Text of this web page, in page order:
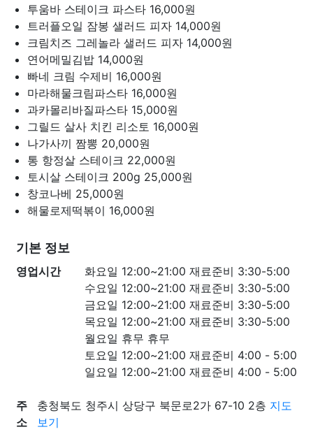
투움바 스테이크 파스타 16,000원
트러플오일 잠봉 샐러드 피자 14,000원
크림치즈 그레놀라 샐러드 피자 14,000원
연어메밀김밥 14,000원
빠네 크림 수제비 16,000원
마라해물크림파스타 16,000원
과카몰리바질파스타 15,000원
그릴드 살사 치킨 리소토 16,000원
나가사끼 짬뽕 20,000원
통 항정살 스테이크 22,000원
토시살 스테이크 200g 25,000원
창코나베 25,000원
해물로제떡볶이 16,000원
기본 정보
영업시간
화요일 12:00~21:00 재료준비 3:30-5:00
수요일 12:00~21:00 재료준비 3:30-5:00
금요일 12:00~21:00 재료준비 3:30-5:00
목요일 12:00~21:00 재료준비 3:30-5:00
월요일 휴무 휴무
토요일 12:00~21:00 재료준비 4:00 - 5:00
일요일 12:00~21:00 재료준비 4:00 - 5:00
주
소
충청북도 청주시 상당구 북문로2가 67-10 2층 지도
보기